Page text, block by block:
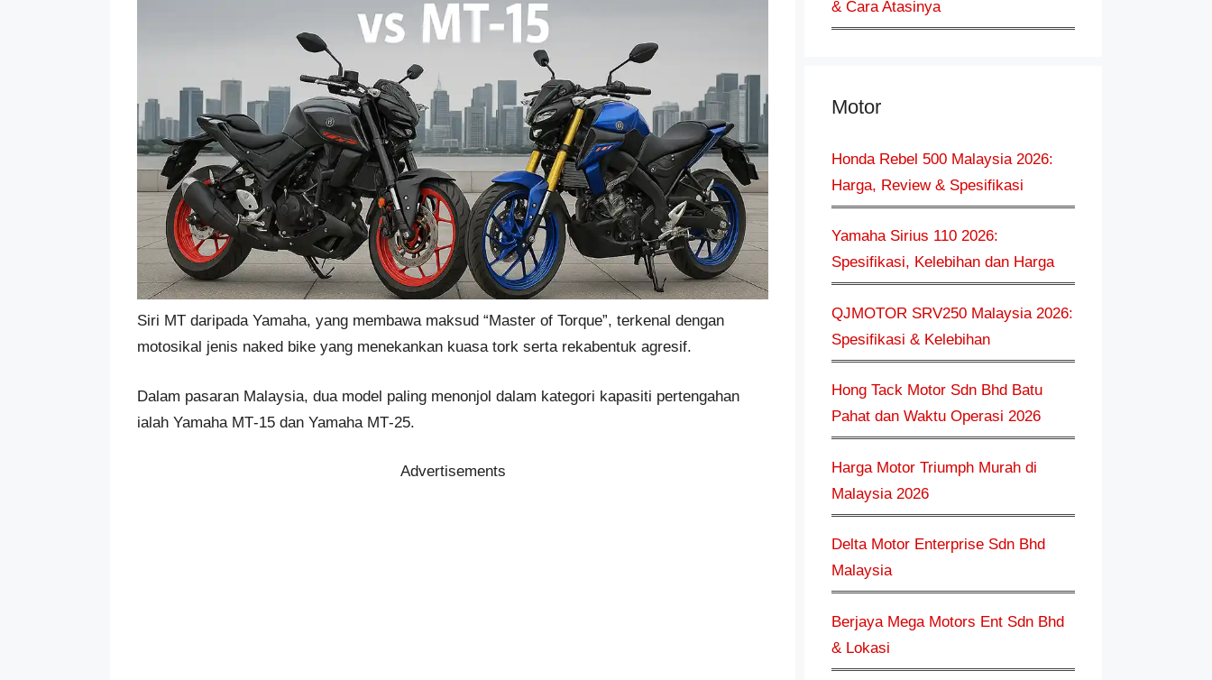
Siri MT daripada Yamaha, yang membawa maksud “Master of Torque”, terkenal dengan
motosikal jenis naked bike yang menekankan kuasa tork serta rekabentuk agresif.
Dalam pasaran Malaysia, dua model paling menonjol dalam kategori kapasiti pertengahan
ialah Yamaha MT‑15 dan Yamaha MT‑25.
Advertisements
& Cara Atasinya
Motor
Honda Rebel 500 Malaysia 2026:
Harga, Review & Spesifikasi
Yamaha Sirius 110 2026:
Spesifikasi, Kelebihan dan Harga
QJMOTOR SRV250 Malaysia 2026:
Spesifikasi & Kelebihan
Hong Tack Motor Sdn Bhd Batu
Pahat dan Waktu Operasi 2026
Harga Motor Triumph Murah di
Malaysia 2026
Delta Motor Enterprise Sdn Bhd
Malaysia
Berjaya Mega Motors Ent Sdn Bhd
& Lokasi